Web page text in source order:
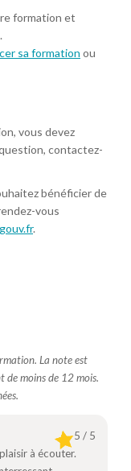
formation et
sa formation ou
vous devez
contactez-
bénéficier de
vous
.
La note est
de moins de 12 mois.
5 / 5
à écouter.